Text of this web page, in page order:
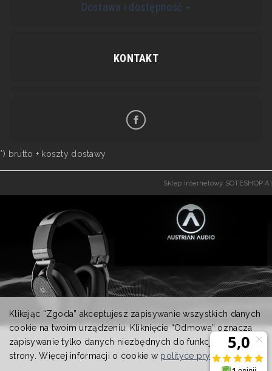
Dostawa i dostępność
KONTAKT
*) brutto + koszty dostawy
Sklep internetowy SOTESHOP AI
Klikając “Zgoda” akceptujesz zapisywanie wszystkich danych
cookie na twoim urządzeniu. Kliknięcie “Odmowa” oznacza
zapisywanie tylko danych niezbędnych do funkcjonowania
strony. Więcej informacji o cookie w polityce prywatności.